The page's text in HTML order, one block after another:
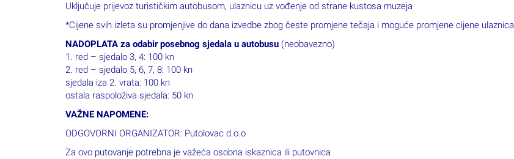
Uključuje prijevoz turističkim autobusom, ulaznicu uz vođenje od strane kustosa muzeja
*Cijene svih izleta su promjenjive do dana izvedbe zbog česte promjene tečaja i moguće promjene cijene ulaznica
NADOPLATA za odabir posebnog sjedala u autobusu (neobavezno)
1. red – sjedalo 3, 4: 100 kn
2. red – sjedalo 5, 6, 7, 8: 100 kn
sjedala iza 2. vrata: 100 kn
ostala raspoloživa sjedala: 50 kn
VAŽNE NAPOMENE:
ODGOVORNI ORGANIZATOR: Putolovac d.o.o
Za ovo putovanje potrebna je važeća osobna iskaznica ili putovnica